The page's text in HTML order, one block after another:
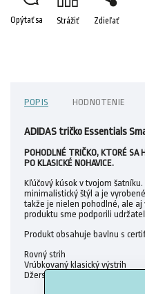
Opýtať sa Strážiť Zdieľať
POPIS HODNOTENIE
ADIDAS tričko Essentials
POHODLNÉ TRIČKO, KTORÉ SA
PO KLASICKÉ NOHAVICE.
Kľúčový kúsok v tvojom
minimalistický štýl a je
takže je nielen pohodlné, ale
produktu sme podporili
Produkt obsahuje bavlnu s
Rovný strih
Vrúbkovaný klasický výstrih
Džersej –100 % bavlna